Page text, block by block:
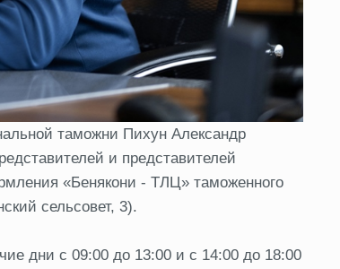
таможни Пихун Александр
и представителей
«Бенякони - ТЛЦ» таможенного
сельсовет, 3).
дни с 09:00 до 13:00 и с 14:00 до 18:00